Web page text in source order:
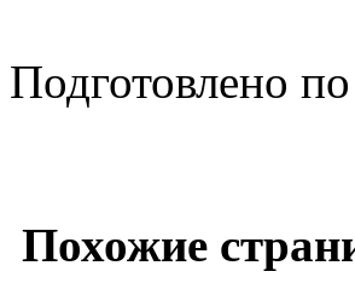
Подготовлено
Похожие